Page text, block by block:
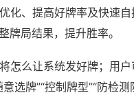
化、提高好牌率及快速
牌局结果，提升胜率。
怎么让系统发好牌；用
选牌”“控制牌型”“防检测